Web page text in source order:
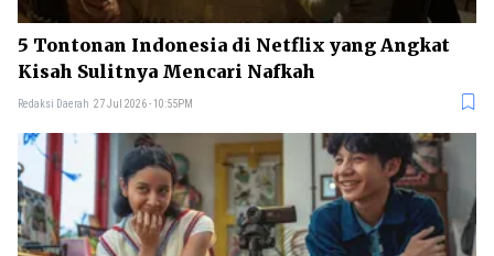
5 Tontonan Indonesia di Netflix yang Angkat
Kisah Sulitnya Mencari Nafkah
Redaksi Daerah 27 Jul 2026 - 10:55PM